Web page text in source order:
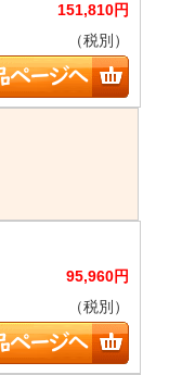
151,810円
（税別）
95,960円
（税別）